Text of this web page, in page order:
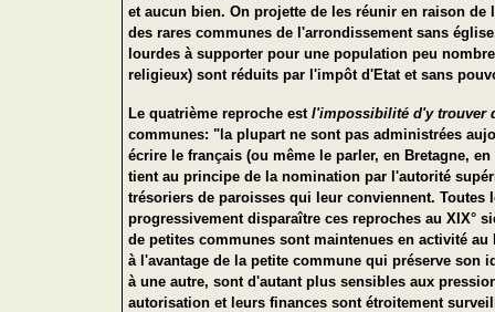
et aucun bien. On projette de les réunir en raison
des rares communes de l'arrondissement sans
lourdes à supporter pour une population peu
religieux) sont réduits par l'impôt d'Etat et sans
Le quatrième reproche est l'impossibilité d'y trouver
communes: "la plupart ne sont pas administrées
écrire le français (ou même le parler, en Bretagne,
tient au principe de la nomination par l'autorité
trésoriers de paroisses qui leur conviennent.
progressivement disparaître ces reproches au XIX°
de petites communes sont maintenues en activité
à l'avantage de la petite commune qui préserve
à une autre, sont d'autant plus sensibles aux
autorisation et leurs finances sont étroitement